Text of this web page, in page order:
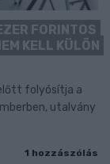
FORINTOS
KELL KÜLÖN
folyósítja a
utalvány
1 hozzászólás